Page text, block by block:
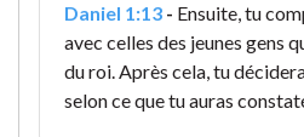
Daniel 1:13 - Ensuite, tu
avec celles des jeunes gens
du roi. Après cela, tu
selon ce que tu auras